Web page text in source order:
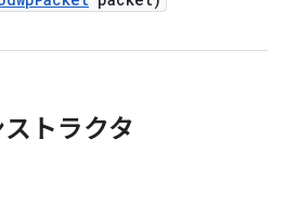
トラクタ